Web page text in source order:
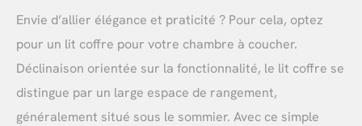
Envie d’allier élégance et praticité ? Pour cela, optez
pour un lit coffre pour votre chambre à coucher.
Déclinaison orientée sur la fonctionnalité, le lit coffre se
distingue par un large espace de rangement,
généralement situé sous le sommier. Avec ce simple